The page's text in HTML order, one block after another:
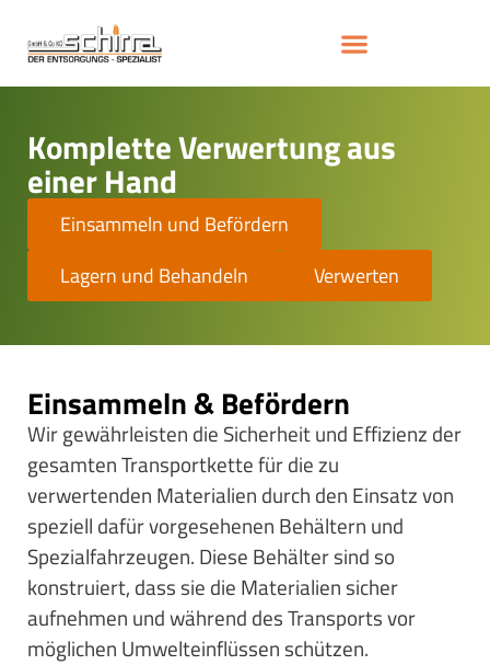
Komplette Verwertung aus
einer Hand
Einsammeln und Befördern
Lagern und Behandeln
Verwerten
Einsammeln & Befördern
Wir gewährleisten die Sicherheit und Effizienz der
gesamten Transportkette für die zu
verwertenden Materialien durch den Einsatz von
speziell dafür vorgesehenen Behältern und
Spezialfahrzeugen. Diese Behälter sind so
konstruiert, dass sie die Materialien sicher
aufnehmen und während des Transports vor
möglichen Umwelteinflüssen schützen.